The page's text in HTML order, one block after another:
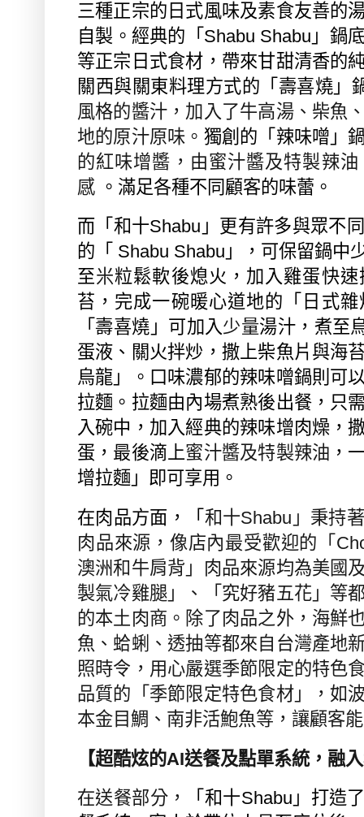
三種正宗的日式風味及素食友善的
自製。經典的「 Shabu Shabu 」鍋
等正宗日式食材，帶來甘甜清香的
關西與關東料理方式的「壽喜燒」
風格的醬汁，加入了牛高湯、柴魚
地的原汁原味。 獨創的「辣味噌」
的紅味增醬，由蜜汁醬及特製辣
感 。滿足各種不同顧客的味蕾。
而「和十Shabu 」更有許多與眾不
的「 Shabu Shabu 」，可保留鍋中
至米粒鬆軟後熄火，加入雞蛋快
苔，完成一碗暖心道地的「日式
「壽喜燒」可加入少量湯汁，煮至
蛋液、關火拌炒，撒上柴魚片與海
烏龍」。口味濃郁的辣味噌鍋則可
拉麵。拉麵由內場煮熟後出餐，只
入碗中，加入經典的辣味增肉燥，
蛋，最後滴上蜜汁醬及特製辣油 ，
增拉麵」即可享用。
在肉品方面，「 和十Shabu 」秉持
肉品來源，像店內最受歡迎的「
澳洲和牛肩背」肉品來源均為美國
製氣冷雞腿」、「究好豬五花」等
的本土肉商。除了肉品之外，海鮮
魚、蛤蜊、透抽等都來自台灣產地
照時令，用心嚴選季節限定的特色
品質的「季節限定特色食材」，如
本金目鯛、南非活鮑魚等，讓顧客
【超酷炫的AI送餐及點單系統，融
在送餐部分，
「和十Shabu 」打造